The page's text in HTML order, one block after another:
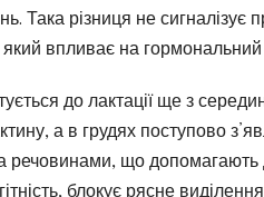
Така різниця не
впливає на гормональний
до лактації ще з
а в грудях поступово
речовинами, що допомагають
блокує рясне